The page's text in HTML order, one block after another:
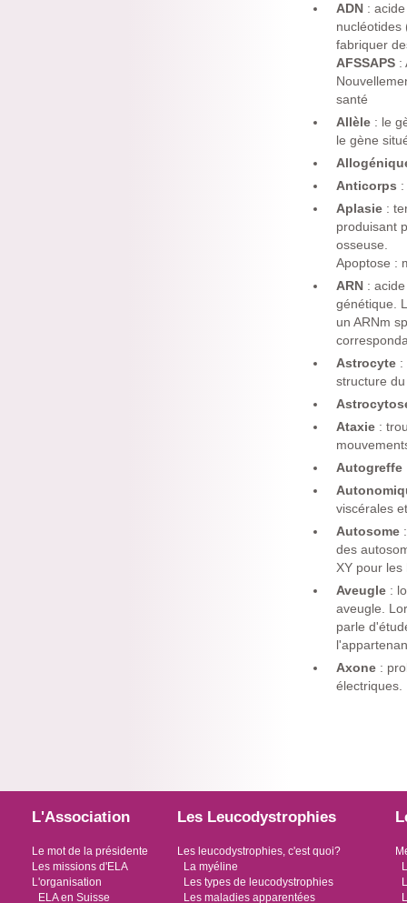
ADN :
nucléotides
fabriquer
AFSSAPS :
santé
Allèle : le
le gène
Anticorps
Aplasie :
produisant
osseuse.
Apoptose :
ARN :
génétique.
un ARNm
Astrocyte :
structure
Ataxie :
Autogreffe
viscérales
Autosome
des
XY pour les
Aveugle :
aveugle.
parle
Axone :
électriques.
L'Association
Le mot de la présidente
Les missions d'ELA
L'organisation
ELA en Suisse
Les Leucodystrophies
Les leucodystrophies, c'est quoi?
La myéline
Les types de leucodystrophies
Les maladies apparentées